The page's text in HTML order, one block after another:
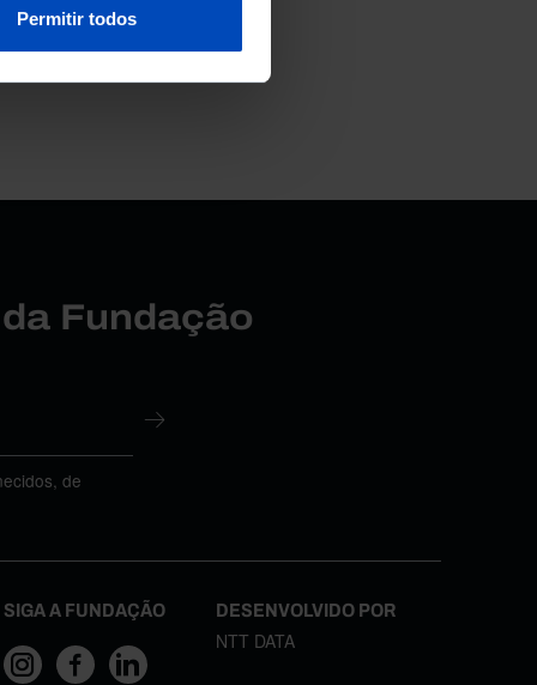
Permitir todos
Fundação
de
SIGA A FUNDAÇÃO DESENVOLVIDO POR
NTT DATA